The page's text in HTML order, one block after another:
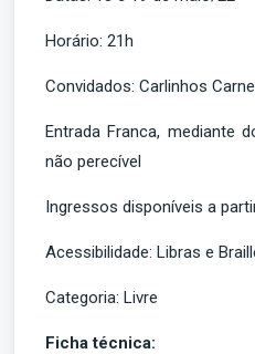
Horário: 21h
Convidados: Carlinhos
Entrada Franca, mediante
não perecível
Ingressos disponíveis a
Acessibilidade: Libras e
Categoria: Livre
Ficha técnica: